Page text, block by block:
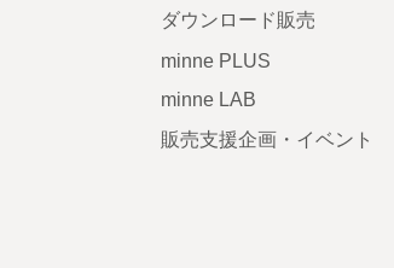
ダウンロード販売
minne PLUS
minne LAB
販売支援企画・イベント